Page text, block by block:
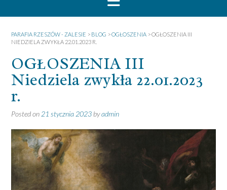
PARAFIA RZESZÓW - ZALESIE > BLOG >OGŁOSZENIA >OGŁOSZENIA III
NIEDZIELA ZWYKŁA 22.01.2023 R.
OGŁOSZENIA III
Niedziela zwykła 22.01.2023
r.
Posted on 21 stycznia 2023 byadmin